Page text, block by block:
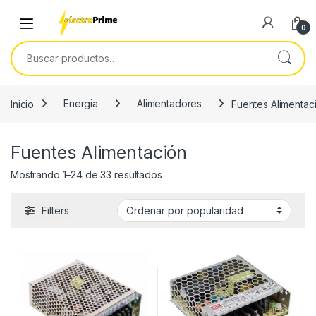
Skip to navigation
Skip to content
0
Buscar por:
Inicio Energia Alimentadores Fuentes
Fuentes Alimentación
Mostrando 1–24 de 33 resultadosOrdenado por popularidad
Filters